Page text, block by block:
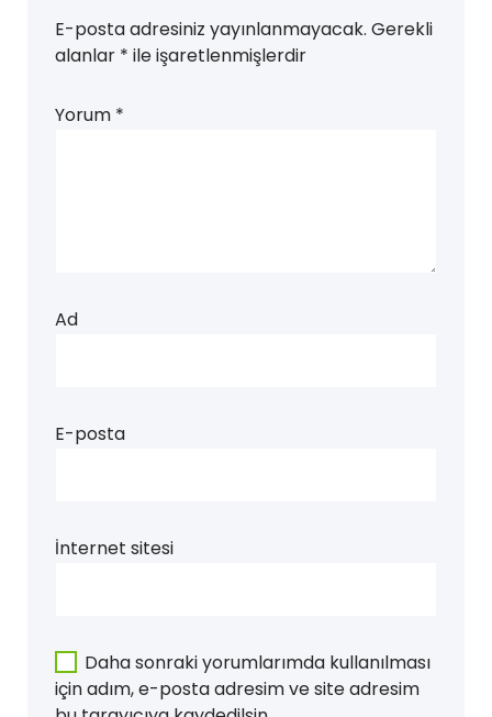
E-posta adresiniz yayınlanmayacak. Gerekli
alanlar * ile işaretlenmişlerdir
Yorum *
Ad
E-posta
İnternet sitesi
Daha sonraki yorumlarımda kullanılması
için adım, e-posta adresim ve site adresim